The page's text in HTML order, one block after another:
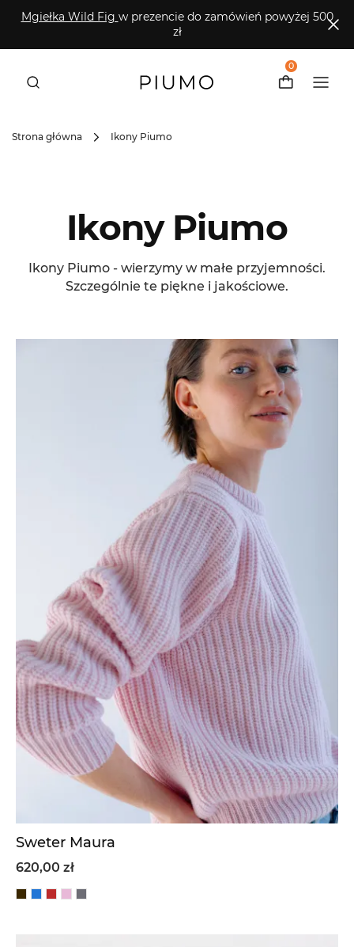
Mgiełka Wild Fig w prezencie do zamówień powyżej 500
zł
0
Strona główna Ikony Piumo
Ikony Piumo
Ikony Piumo - wierzymy w małe przyjemności.
Szczególnie te piękne i jakościowe.
Sweter Maura
620,00 zł